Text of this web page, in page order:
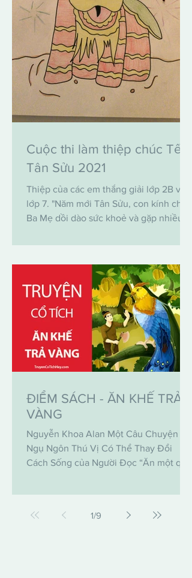
Cuộc thi làm thiệp chúc Tết
Tân Sửu 2021
Thiệp của các em thắng giải lớp 2B và
lớp 7. "Năm mới Tân Sửu, con kính chúc
Ba Mẹ dồi dào sức khoẻ và gặp nhiều
ĐIỂM SÁCH - ĂN KHẾ TRẢ
VÀNG
Nguyễn Khoa Alan Một Câu Chuyện
Ngụ Ngôn Thú Vị Có Thể Thay Đổi
Cách Sống của Người Đọc “Ăn một quả,
1/9